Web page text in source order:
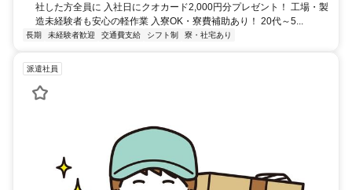
社した方全員に 入社日にクオカード2,000円分プレゼント！ 工場・製
造未経験者も安心の軽作業 入寮OK・寮費補助あり！ 20代～5...
長期 未経験者歓迎 交通費支給 シフト制 寮・社宅あり
派遣社員